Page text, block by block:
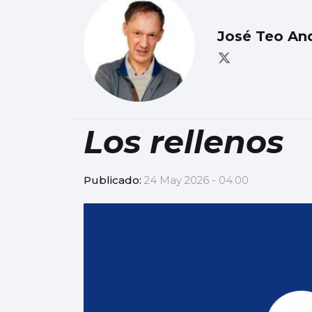
José Teo
Los rellenos
Publicado: 24 May 2026 - 04:00